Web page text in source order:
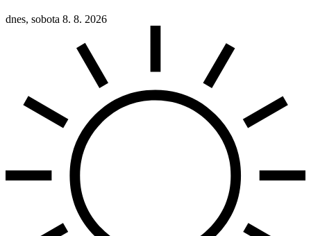
dnes, sobota 8. 8. 2026